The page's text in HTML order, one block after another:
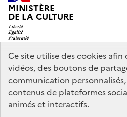
Ce site utilise des cookies
vidéos, des boutons de
communication
contenus de plateformes
animés et interactifs.
MINISTÈRE
DE LA CULTURE
legifrance.gouv.fr
service-public.gouv.fr